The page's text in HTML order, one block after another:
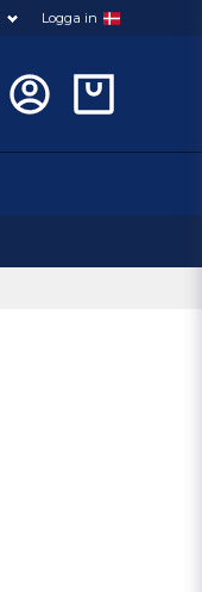
Logga in